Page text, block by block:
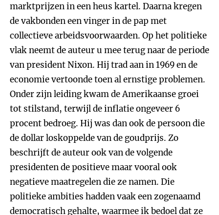
marktprijzen in een heus kartel. Daarna kregen
de vakbonden een vinger in de pap met
collectieve arbeidsvoorwaarden. Op het politieke
vlak neemt de auteur u mee terug naar de periode
van president Nixon. Hij trad aan in 1969 en de
economie vertoonde toen al ernstige problemen.
Onder zijn leiding kwam de Amerikaanse groei
tot stilstand, terwijl de inflatie ongeveer 6
procent bedroeg. Hij was dan ook de persoon die
de dollar loskoppelde van de goudprijs. Zo
beschrijft de auteur ook van de volgende
presidenten de positieve maar vooral ook
negatieve maatregelen die ze namen. Die
politieke ambities hadden vaak een zogenaamd
democratisch gehalte, waarmee ik bedoel dat ze